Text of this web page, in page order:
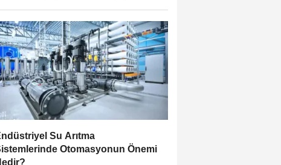
Su Arıtma
Otomasyonun Önemi